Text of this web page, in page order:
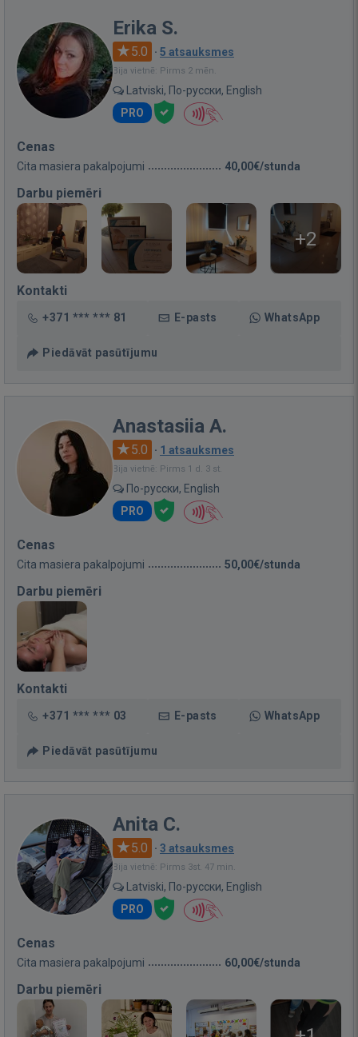
Erika S.
5.0 · 5 atsauksmes
Bija vietnē: Pirms 2 mēn.
Latviski, По-русски, English
PRO
Cenas
Cita masiera pakalpojumi 40,00€/stunda
Darbu piemēri
+2
Kontakti
+371 *** *** 81 E-pasts WhatsApp
Piedāvāt pasūtījumu
Anastasiia A.
5.0 · 1 atsauksmes
Bija vietnē: Pirms 1 d. 3 st.
По-русски, English
PRO
Cenas
Cita masiera pakalpojumi 50,00€/stunda
Darbu piemēri
Kontakti
+371 *** *** 03 E-pasts WhatsApp
Piedāvāt pasūtījumu
Anita C.
5.0 · 3 atsauksmes
Bija vietnē: Pirms 3st. 47 min.
Latviski, По-русски, English
PRO
Cenas
Cita masiera pakalpojumi 60,00€/stunda
Darbu piemēri